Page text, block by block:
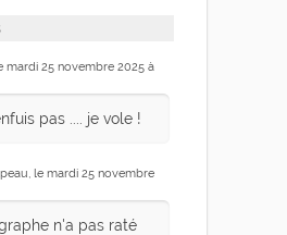
mardi 25 novembre 2025 à
pas .... je vole !
le mardi 25 novembre
n'a pas raté